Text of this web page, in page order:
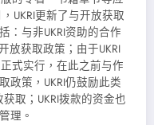
UKRI更新了与开放获取
：与非UKRI资助的合作
放获取政策；由于UKRI
式实行，在此之前与作
政策，UKRI仍鼓励此类
取；UKRI拨款的资金也
理。